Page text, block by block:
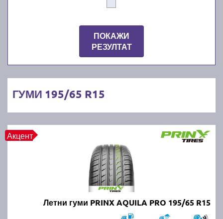
ПОКАЖИ
РЕЗУЛТАТ
ГУМИ 195/65 R15
Акцент
Летни гуми PRINX AQUILA PRO 195/65 R15